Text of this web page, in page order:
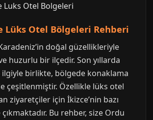
Lüks Otel Bölgeleri Rehberi
doğal güzellikleriyle
huzurlu bir ilçedir. Son yıllarda
birlikte, bölgede konaklama
çeşitlenmiştir. Özellikle lüks otel
ziyaretçiler için İkizce’nin bazı
Bu rehber, size Ordu